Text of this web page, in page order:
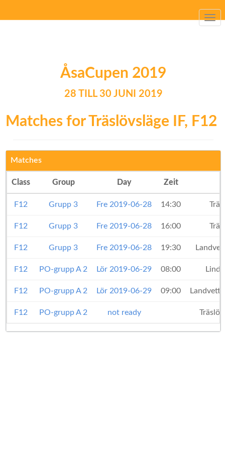
ÅsaCupen 2019
28 TILL 30 JUNI 2019
Matches for Träslövsläge IF, F12
Matches
Class Group Day Zeit
F12 Grupp 3 Fre 2019-06-28 14:30
F12 Grupp 3 Fre 2019-06-28 16:00
F12 Grupp 3 Fre 2019-06-28 19:30
F12 PO-grupp A 2 Lör 2019-06-29 08:00
F12 PO-grupp A 2 Lör 2019-06-29 09:00
F12 PO-grupp A 2 not ready